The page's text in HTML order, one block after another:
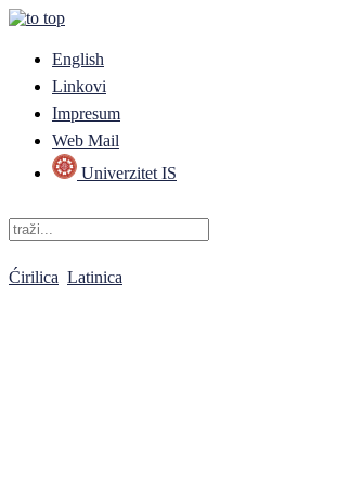
English
Linkovi
Impresum
Web Mail
Univerzitet IS
Ćirilica Latinica